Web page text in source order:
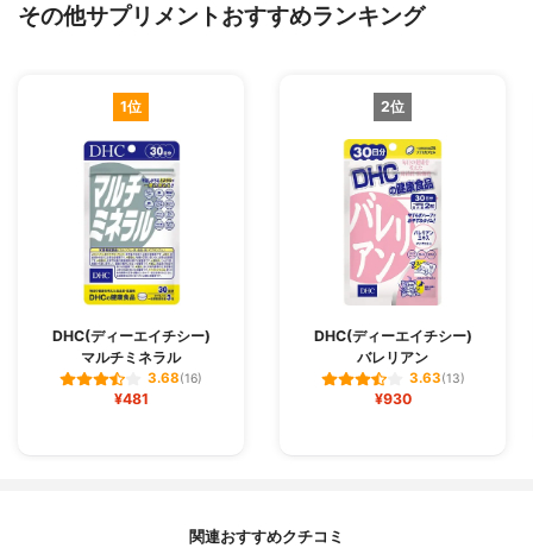
その他サプリメントおすすめランキング
1位
DHC(ディーエイチシー)
マルチミネラル
3.68(16)
¥481
2位
DHC(ディーエイチシー)
バレリアン
3.63(13)
¥930
関連おすすめクチコミ